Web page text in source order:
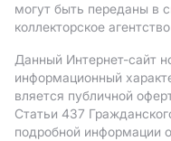
могут быть переданы в
коллекторское
Данный Интернет-сайт
информационный
вляется публичной
Статьи 437
подробной информации